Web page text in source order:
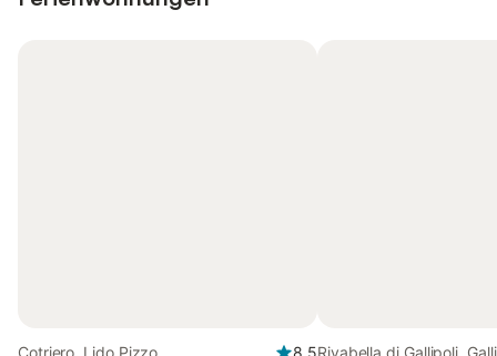
Cotriero, Lido Pizzo
8,5Rivabella di Gallipoli,